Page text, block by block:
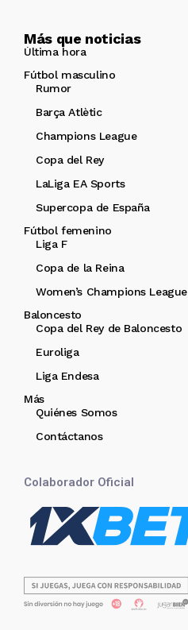
Más que noticias
Última hora
Fútbol masculino
Rumor
Barça Atlètic
Champions League
Copa del Rey
LaLiga EA Sports
Supercopa de España
Fútbol femenino
Liga F
Copa de la Reina
Women’s Champions League
Baloncesto
Copa del Rey de Baloncesto
Euroliga
Liga Endesa
Más
Quiénes Somos
Contáctanos
Colaborador Oficial